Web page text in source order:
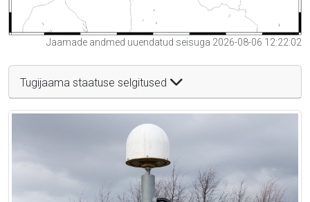
Jaamade andmed uuendatud seisuga 2026-08-06 12:22:02
Tugijaama staatuse selgitused